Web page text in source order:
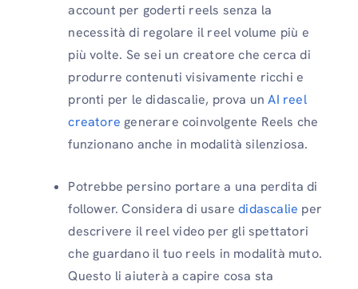
account per goderti reels senza la
necessità di regolare il reel volume più e
più volte. Se sei un creatore che cerca di
produrre contenuti visivamente ricchi e
pronti per le didascalie, prova unAI reel
creatore generare coinvolgente Reels che
funzionano anche in modalità silenziosa.
Potrebbe persino portare a una perdita di
follower. Considera di usaredidascalie per
descrivere il reel video per gli spettatori
che guardano il tuo reels in modalità muto.
Questo li aiuterà a capire cosa sta